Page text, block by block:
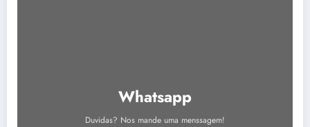
Whatsapp
Duvidas? Nos mande uma menssagem!